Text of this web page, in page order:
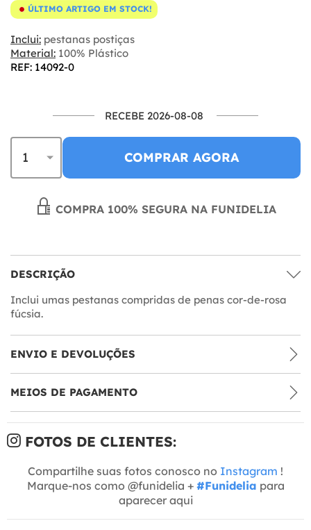
ÚLTIMO ARTIGO EM STOCK!
Inclui: pestanas postiças
Material: 100% Plástico
REF: 14092-0
RECEBE 2026-08-08
COMPRAR AGORA
COMPRA 100% SEGURA NA FUNIDELIA
DESCRIÇÃO
Inclui umas pestanas compridas de penas cor-de-rosa
fúcsia.
ENVIO E DEVOLUÇÕES
MEIOS DE PAGAMENTO
FOTOS DE CLIENTES:
Compartilhe suas fotos conosco no Instagram !
Marque-nos como @funidelia + #Funidelia para
aparecer aqui